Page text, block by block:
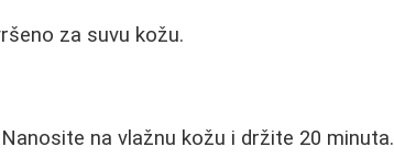
za suvu kožu.
na vlažnu kožu i držite 20 minuta.